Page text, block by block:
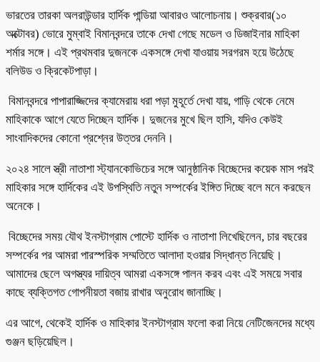
ভারতের তারকা অলরাউন্ডার হার্দিক পান্ডিয়া আবারও আলোচনায়। শুক্রবার(১০
অক্টোবর) ভোরে মুম্বাই বিমানবন্দরে তাকে দেখা গেছে মডেল ও ডিজাইনার মাহিকা
শর্মার সঙ্গে। এই প্রথমবার দুজনকে একসঙ্গে দেখা যাওয়ায় সরগরম হয়ে উঠেছে
বলিউড ও ক্রিকেটপাড়া।
বিমানবন্দরে পাপারাজ্জিদের ক্যামেরায় ধরা পড়া মুহূর্তে দেখা যায়, গাড়ি থেকে নেমে
মাহিকাকে আগে যেতে দিচ্ছেন হার্দিক। দুজনের মুখে ছিল হাসি, যদিও কেউই
সাংবাদিকদের কোনো প্রশ্নের উত্তর দেননি।
২০২৪ সালে স্ত্রী নাতাশা স্ট্যানকোভিচের সঙ্গে আনুষ্ঠানিক বিচ্ছেদের কয়েক মাস পরই
মাহিকার সঙ্গে হার্দিকের এই উপস্থিতি নতুন সম্পর্কের ইঙ্গিত দিচ্ছে বলে মনে করছেন
অনেকে।
বিচ্ছেদের সময় যৌথ ইনস্টাগ্রাম পোস্টে হার্দিক ও নাতাশা লিখেছিলেন, চার বছরের
সম্পর্কের পর আমরা পারস্পরিক সম্মতিতে আলাদা হওয়ার সিদ্ধান্ত নিয়েছি।
আমাদের ছেলে অগস্ত্যর দায়িত্ব আমরা একসঙ্গে পালন করব এবং এই সময়ে সবার
কাছে ব্যক্তিগত গোপনীয়তা বজায় রাখার অনুরোধ জানাচ্ছি।
এর আগে, থেকেই হার্দিক ও মাহিকার ইনস্টাগ্রাম ফলো করা নিয়ে নেটিজেনদের মধ্যে
গুঞ্জন ছড়িয়েছিল।